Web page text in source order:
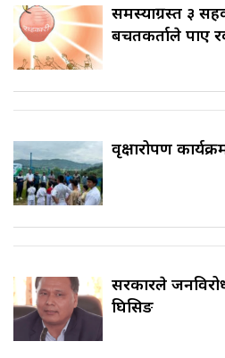
समस्याग्रस्त ३
बचतकर्ताले पाए
वृक्षारोपण
सरकारले
घिसिङ